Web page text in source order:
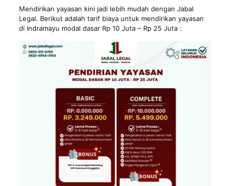
Mendirikan yayasan kini jadi lebih mudah dengan Jabal
Legal. Berikut adalah tarif biaya untuk mendirikan yayasan
di Indramayu modal dasar Rp 10 Juta – Rp 25 Juta :